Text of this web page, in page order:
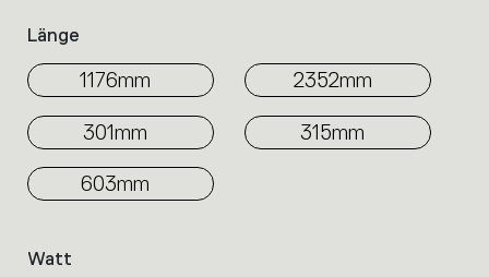
Länge
1176mm 2352mm
301mm 315mm
603mm
Watt